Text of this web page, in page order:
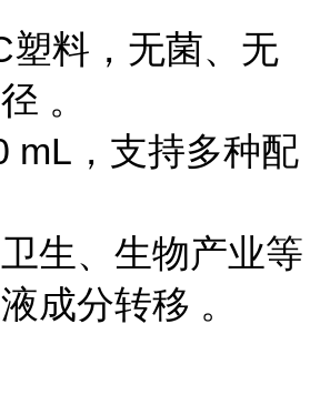
塑料，无菌、无
。
mL，支持多种配
生、生物产业等
成分转移 。